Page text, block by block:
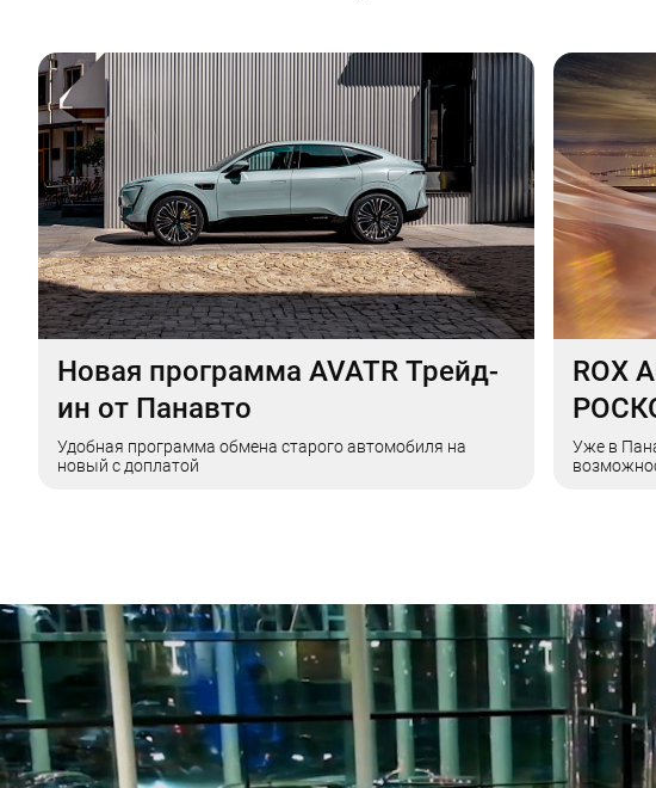
Новая программа AVATR Трейд-
ин от Панавто
Удобная программа обмена старого автомобиля на
новый с доплатой
ROX
Уже в